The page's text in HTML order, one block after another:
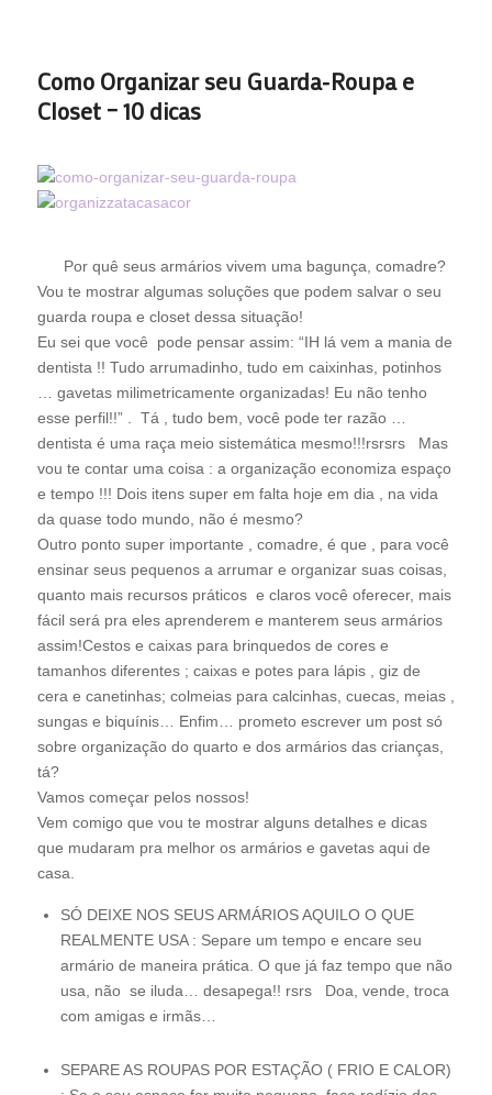
Como Organizar seu Guarda-Roupa e
Closet – 10 dicas
Por quê seus armários vivem uma bagunça, comadre?
Vou te mostrar algumas soluções que podem salvar o seu
guarda roupa e closet dessa situação!
Eu sei que você pode pensar assim: “IH lá vem a mania de
dentista !! Tudo arrumadinho, tudo em caixinhas, potinhos
… gavetas milimetricamente organizadas! Eu não tenho
esse perfil!!” . Tá , tudo bem, você pode ter razão …
dentista é uma raça meio sistemática mesmo!!!rsrsrs Mas
vou te contar uma coisa : a organização economiza espaço
e tempo !!! Dois itens super em falta hoje em dia , na vida
da quase todo mundo, não é mesmo?
Outro ponto super importante , comadre, é que , para você
ensinar seus pequenos a arrumar e organizar suas coisas,
quanto mais recursos práticos e claros você oferecer, mais
fácil será pra eles aprenderem e manterem seus armários
assim!Cestos e caixas para brinquedos de cores e
tamanhos diferentes ; caixas e potes para lápis , giz de
cera e canetinhas; colmeias para calcinhas, cuecas, meias ,
sungas e biquínis… Enfim… prometo escrever um post só
sobre organização do quarto e dos armários das crianças,
tá?
Vamos começar pelos nossos!
Vem comigo que vou te mostrar alguns detalhes e dicas
que mudaram pra melhor os armários e gavetas aqui de
casa.
SÓ DEIXE NOS SEUS ARMÁRIOS AQUILO O QUE
REALMENTE USA : Separe um tempo e encare seu
armário de maneira prática. O que já faz tempo que não
usa, não se iluda… desapega!! rsrs Doa, vende, troca
com amigas e irmãs…
SEPARE AS ROUPAS POR ESTAÇÃO ( FRIO E CALOR)